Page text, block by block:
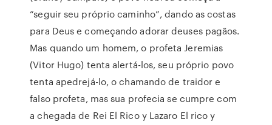
“seguir seu próprio caminho”, dando as costas
para Deus e começando adorar deuses pagãos.
Mas quando um homem, o profeta Jeremias
(Vitor Hugo) tenta alertá-los, seu próprio povo
tenta apedrejá-lo, o chamando de traidor e
falso profeta, mas sua profecia se cumpre com
a chegada de Rei El Rico y Lazaro El rico y